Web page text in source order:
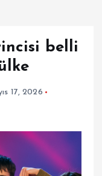
belli
17, 2026